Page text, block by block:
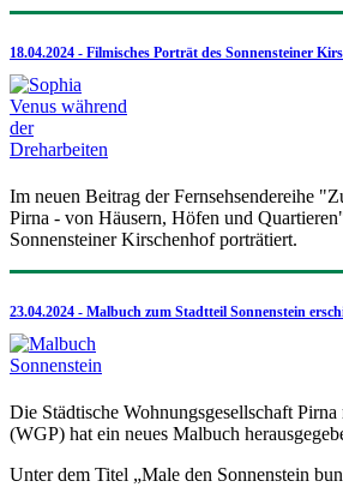
18.04.2024 - Filmisches Porträt des Sonnensteiner
Im neuen Beitrag der Fernsehsendereihe
Pirna - von Häusern, Höfen und
Sonnensteiner Kirschenhof porträtiert.
23.04.2024 - Malbuch zum Stadtteil Sonnenstein
Die Städtische Wohnungsgesellschaft Pirna
(WGP) hat ein neues Malbuch
Unter dem Titel „Male den Sonnenstein